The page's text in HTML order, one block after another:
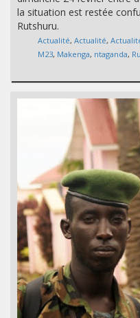
la situation est restée
Rutshuru.
Actualité, Actualité,
M23, Makenga, ntaganda,